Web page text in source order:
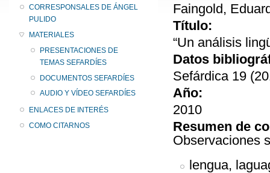
CORRESPONSALES DE ÁNGEL
PULIDO
MATERIALES
PRESENTACIONES DE
TEMAS SEFARDÍES
DOCUMENTOS SEFARDÍES
AUDIO Y VÍDEO SEFARDÍES
ENLACES DE INTERÉS
COMO CITARNOS
Faingold,
Título:
“Un análisis
Datos
Sefárdica 19
Año:
2010
Resumen de
Observaciones
lengua,